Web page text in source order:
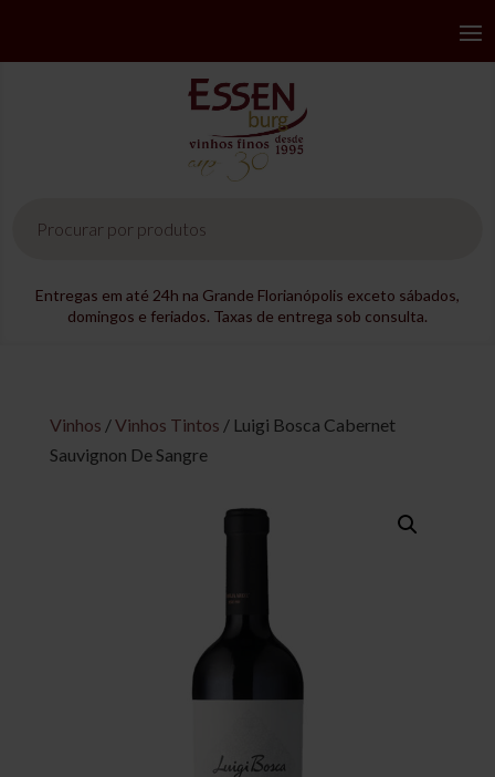
produtos
Entregas em até 24h na Grande Florianópolis exceto sábados,
domingos e feriados. Taxas de entrega sob consulta.
Vinhos /Vinhos Tintos / Luigi Bosca Cabernet
Sauvignon De Sangre